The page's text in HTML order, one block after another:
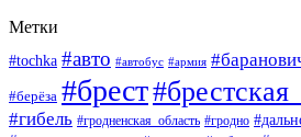
Метки
#tochka #авто #автобус #армия
#берёза #брест
#гибель #гродненская_область #гродно